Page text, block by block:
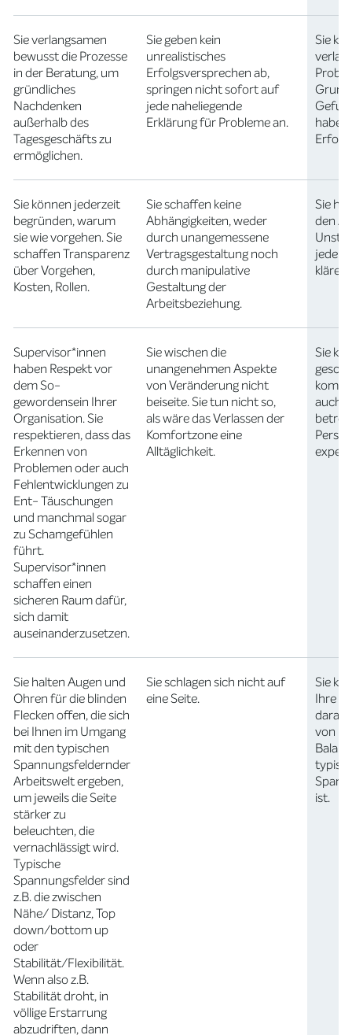
Sie verlangsamen
bewusst die Prozesse
in der Beratung, um
gründliches
Nachdenken
außerhalb des
Tagesgeschäfts zu
ermöglichen.
Sie geben kein
unrealistisches
Erfolgsversprechen ab,
springen nicht sofort auf
jede naheliegende
Erklärung für Probleme an.
Sie
Grund
haben
Sie können jederzeit
begründen, warum
sie wie vorgehen. Sie
schaffen Transparenz
über Vorgehen,
Kosten, Rollen.
Sie schaffen keine
Abhängigkeiten, weder
durch unangemessene
Vertragsgestaltung noch
durch manipulative
Gestaltung der
Arbeitsbeziehung.
Sie
den
klären.
Supervisor*innen
haben Respekt vor
dem So-
gewordensein Ihrer
Organisation. Sie
respektieren, dass das
Erkennen von
Problemen oder auch
Fehlentwicklungen zu
Ent- Täuschungen
und manchmal sogar
zu Schamgefühlen
führt.
Supervisor*innen
schaffen einen
sicheren Raum dafür,
sich damit
auseinanderzusetzen.
Sie wischen die
unangenehmen Aspekte
von Veränderung nicht
beiseite. Sie tun nicht so,
als wäre das Verlassen der
Komfortzone eine
Alltäglichkeit.
Sie
auch
Sie halten Augen und
Ohren für die blinden
Flecken offen, die sich
bei Ihnen im Umgang
mit den typischen
Spannungsfeldernder
Arbeitswelt ergeben,
um jeweils die Seite
stärker zu
beleuchten, die
vernachlässigt wird.
Typische
Spannungsfelder sind
z.B. die zwischen
Nähe/ Distanz, Top
down/bottom up
oder
Stabilität/Flexibilität.
Wenn also z.B.
Stabilität droht, in
völlige Erstarrung
abzudriften, dann
Sie schlagen sich nicht auf
eine Seite.
Sie
Ihre
von
ist.